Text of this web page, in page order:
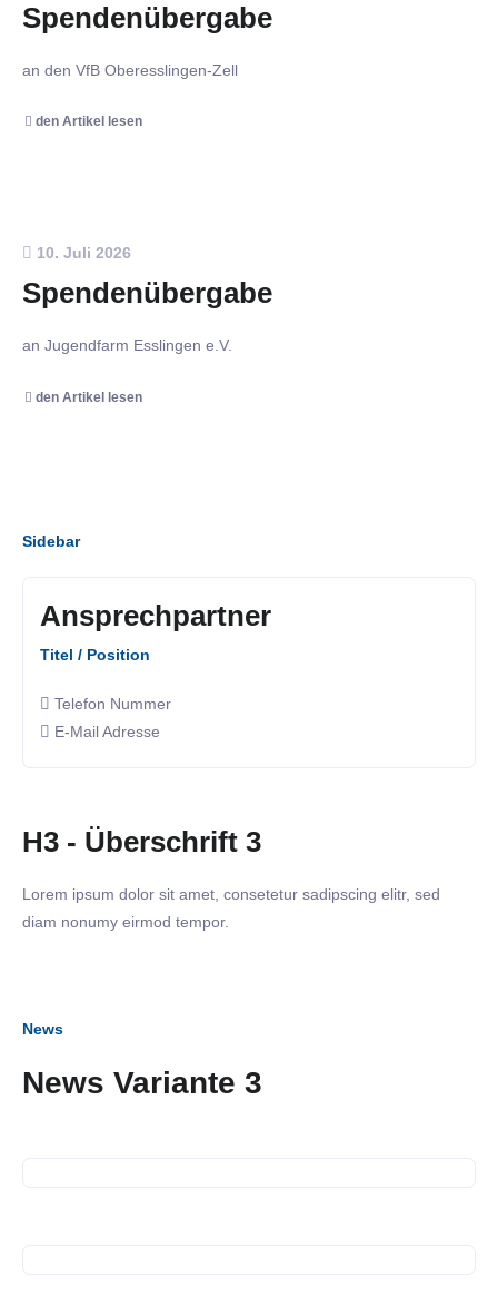
Spendenübergabe
an den VfB Oberesslingen-Zell
den Artikel lesen
10. Juli 2026
Spendenübergabe
an Jugendfarm Esslingen e.V.
den Artikel lesen
Sidebar
Ansprechpartner
Titel / Position
Telefon Nummer
E-Mail Adresse
H3 - Überschrift 3
Lorem ipsum dolor sit amet, consetetur sadipscing elitr, sed
diam nonumy eirmod tempor.
News
News Variante 3